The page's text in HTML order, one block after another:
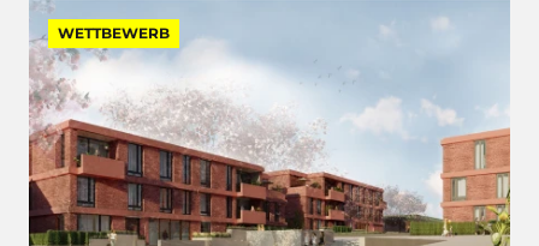
WETTBEWERB